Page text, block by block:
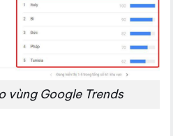
vùng Google Trends